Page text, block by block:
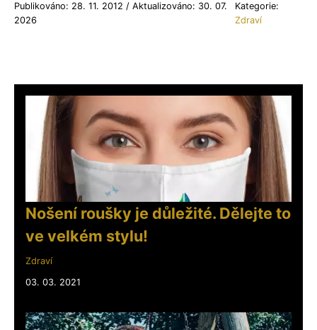
Publikováno: 28. 11. 2012 / Aktualizováno: 30. 07.
2026
Kategorie:
Zdraví
Nošení roušky je důležité. Dělejte to
ve velkém stylu!
Zdraví
03. 03. 2021